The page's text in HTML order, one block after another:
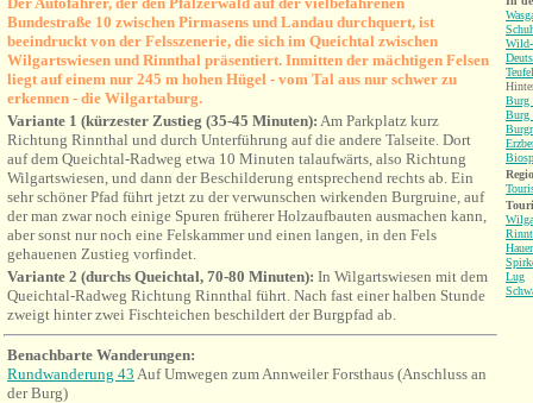
Bundestraße 10 zwischen Pirmasens und Landau durchquert, ist
beeindruckt von der Felsszenerie, die sich im Queichtal zwischen
Wilgartswiesen und Rinnthal präsentiert. Inmitten der mächtigen Felsen
liegt auf einem nur 245 m hohen Hügel - vom Tal aus nur schwer zu
erkennen - die Wilgartaburg.
Variante 1 (kürzester Zustieg (35-45 Minuten): Am Parkplatz kurz
Richtung Rinnthal und durch Unterführung auf die andere Talseite. Dort
auf dem Queichtal-Radweg etwa 10 Minuten talaufwärts, also Richtung
Wilgartswiesen, und dann der Beschilderung entsprechend rechts ab. Ein
sehr schöner Pfad führt jetzt zu der verwunschen wirkenden Burgruine, auf
der man zwar noch einige Spuren früherer Holzaufbauten ausmachen kann,
aber sonst nur noch eine Felskammer und einen langen, in den Fels
gehauenen Zustieg vorfindet.
Variante 2 (durchs Queichtal, 70-80 Minuten): In Wilgartswiesen mit dem
Queichtal-Radweg Richtung Rinnthal führt. Nach fast einer halben Stunde
zweigt hinter zwei Fischteichen beschildert der Burgpfad ab.
Benachbarte Wanderungen:
Rundwanderung 43 Auf Umwegen zum Annweiler Forsthaus (Anschluss an
der Burg)
Wild-
Burg
Burg
Lug